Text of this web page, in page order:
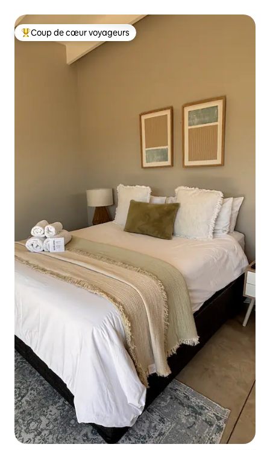
Coups de cœur voyageurs les plus appréciés
Coup de cœur voyageurs